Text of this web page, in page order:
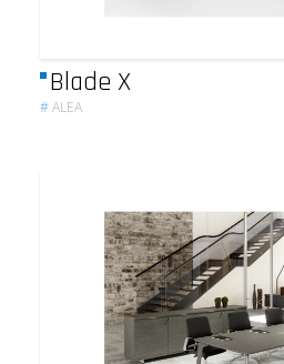
Blade X
#ALEA